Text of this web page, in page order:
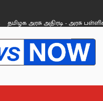
அரசு அதிரடி - அரசு